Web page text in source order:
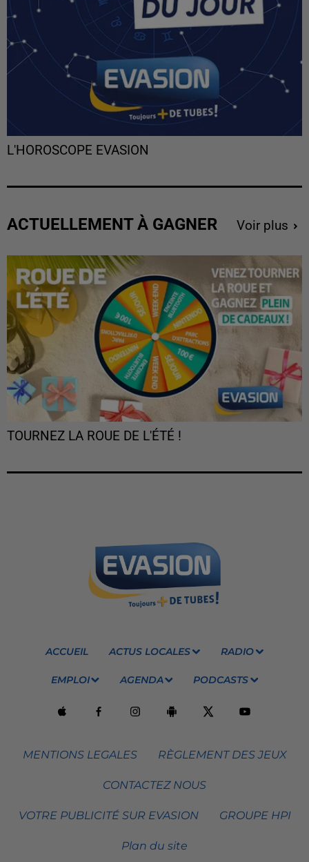
L'HOROSCOPE EVASION
ACTUELLEMENT À GAGNER Voir plus
TOURNEZ LA ROUE DE L'ÉTÉ !
ACCUEIL ACTUS LOCALES RADIO
EMPLOI AGENDA PODCASTS
MENTIONS LEGALES RÈGLEMENT DES JEUX
CONTACTEZ NOUS
VOTRE PUBLICITÉ SUR EVASION GROUPE HPI
Plan du site